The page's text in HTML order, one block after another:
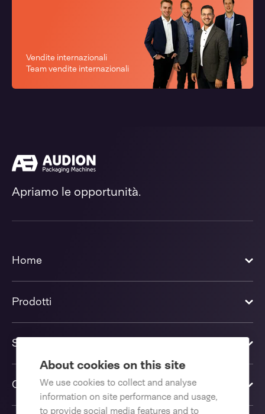
About cookies on this site
We use cookies to collect and analyse
information on site performance and usage,
to provide social media features and to
Vendite internazionali
Team vendite internazionali
Apriamo le opportunità.
Home
Prodotti
Soluzioni
Contattaci